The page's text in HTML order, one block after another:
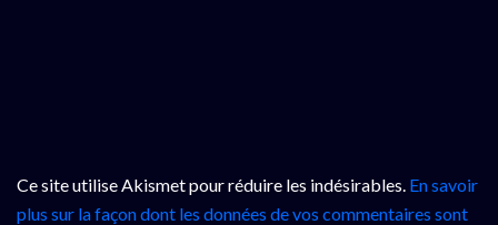
Ce site utilise Akismet pour réduire les indésirables. En savoir
plus sur la façon dont les données de vos commentaires sont